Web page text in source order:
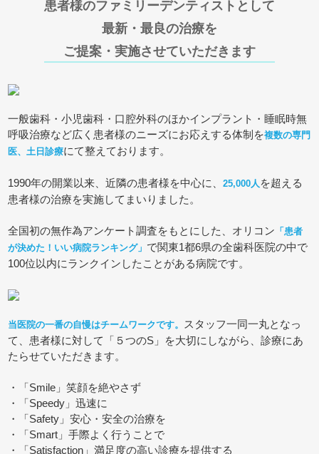
患者様のファミリーデンティストとして
最新・最良の治療を
ご提案・実施させていただきます
一般歯科・小児歯科・口腔外科のほかインプラント・睡眠時無
呼吸治療など広く患者様のニーズにお応えする体制を複数の専門
医、土日診療にて整えております。
1990年の開業以来、近隣の患者様を中心に、25,000人 を超える
患者様の治療を実施してまいりました。
全国初の無作為アンケート調査をもとにした、オリコン 「患者
が決めた！いい病院ランキング」 で関東1都6県の全歯科医院の中で
100位以内にランクインしたことがある病院です。
当医院の一番の自慢はチームワークです。 スタッフ一同一丸となっ
て、患者様に対して「５つのS」を大切にしながら、診療にあ
たらせていただきます。
・「Smile」笑顔を絶やさず
・「Speedy」迅速に
・「Safety」安心・安全の治療を
・「Smart」手際よく行うことで
・「Satisfaction」満足度の高い診療を提供する